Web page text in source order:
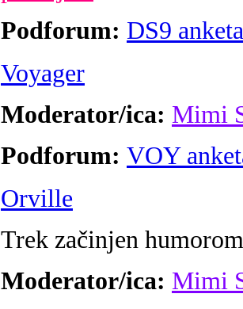
Podforum: DS9 anketa
Voyager
Moderator/ica: Mimi
Podforum: VOY
Orville
Trek začinjen humorom
Moderator/ica: Mimi